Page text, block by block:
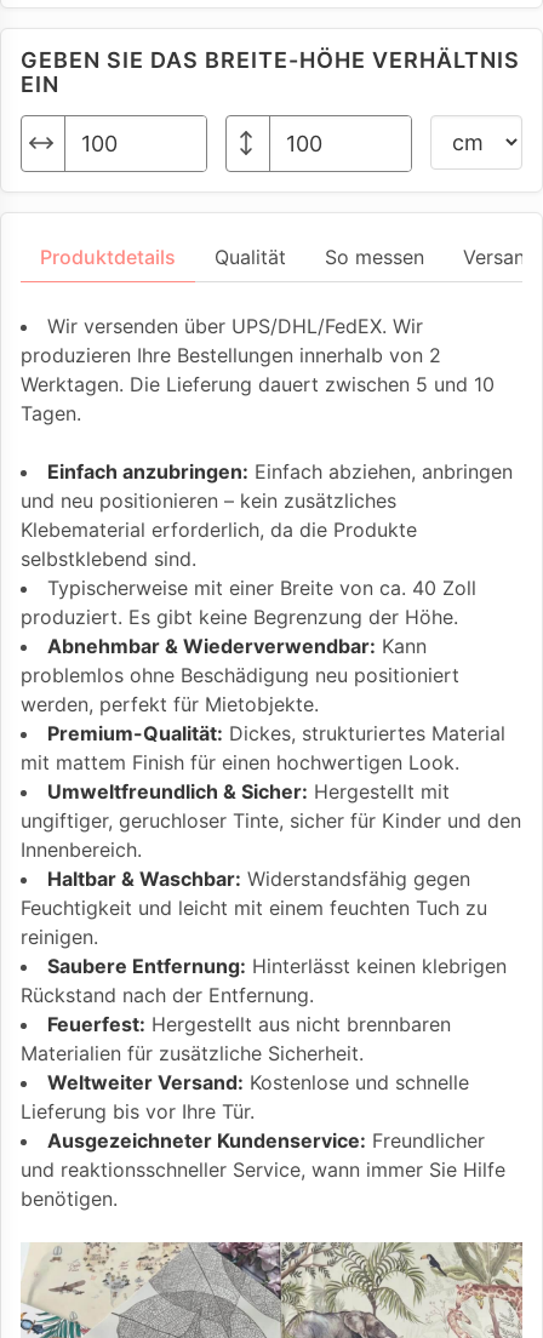
GEBEN SIE DAS BREITE-HÖHE VERHÄLTNIS
EIN
Produktdetails Qualität So messen
Wir versenden über UPS/DHL/FedEX. Wir
produzieren Ihre Bestellungen innerhalb von 2
Werktagen. Die Lieferung dauert zwischen 5 und 10
Tagen.
Einfach anzubringen: Einfach abziehen, anbringen
und neu positionieren – kein zusätzliches
Klebematerial erforderlich, da die Produkte
selbstklebend sind.
Typischerweise mit einer Breite von ca. 40 Zoll
produziert. Es gibt keine Begrenzung der Höhe.
Abnehmbar & Wiederverwendbar: Kann
problemlos ohne Beschädigung neu positioniert
werden, perfekt für Mietobjekte.
Premium-Qualität: Dickes, strukturiertes Material
mit mattem Finish für einen hochwertigen Look.
Umweltfreundlich & Sicher: Hergestellt mit
ungiftiger, geruchloser Tinte, sicher für Kinder und den
Innenbereich.
Haltbar & Waschbar: Widerstandsfähig gegen
Feuchtigkeit und leicht mit einem feuchten Tuch zu
reinigen.
Saubere Entfernung: Hinterlässt keinen klebrigen
Rückstand nach der Entfernung.
Feuerfest: Hergestellt aus nicht brennbaren
Materialien für zusätzliche Sicherheit.
Weltweiter Versand: Kostenlose und schnelle
Lieferung bis vor Ihre Tür.
Ausgezeichneter Kundenservice: Freundlicher
und reaktionsschneller Service, wann immer Sie Hilfe
benötigen.